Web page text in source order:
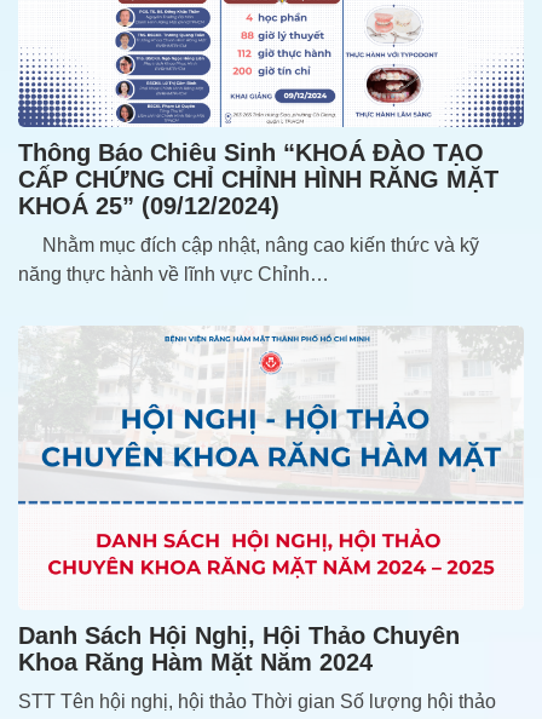
Thông Báo Chiêu Sinh “KHOÁ ĐÀO TẠO
CẤP CHỨNG CHỈ CHỈNH HÌNH RĂNG MẶT
KHOÁ 25” (09/12/2024)
Nhằm mục đích cập nhật, nâng cao kiến thức và kỹ
năng thực hành về lĩnh vực Chỉnh…
Danh Sách Hội Nghị, Hội Thảo Chuyên
Khoa Răng Hàm Mặt Năm 2024
STT Tên hội nghị, hội thảo Thời gian Số lượng hội thảo